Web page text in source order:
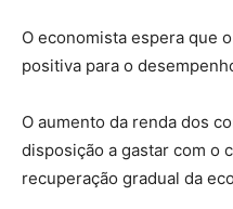
O economista espera que
positiva para o
O aumento da renda dos
disposição a gastar com o
recuperação gradual da